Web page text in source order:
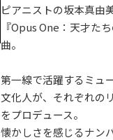
ピアニストの坂本真由
『Opus One：天才た
曲。
第一線で活躍するミュ
文化人が、それぞれの
をプロデュース。
懐かしさを感じるナン